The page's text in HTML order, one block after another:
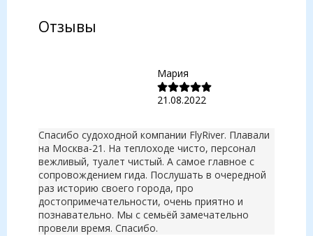
Отзывы
Мария
21.08.2022
Спасибо судоходной компании FlyRiver. Плавали
на Москва-21. На теплоходе чисто, персонал
вежливый, туалет чистый. А самое главное с
сопровождением гида. Послушать в очередной
раз историю своего города, про
достопримечательности, очень приятно и
познавательно. Мы с семьёй замечательно
провели время. Спасибо.